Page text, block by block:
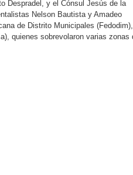
Despradel, y el Cónsul Jesús de la
Nelson Bautista y Amadeo
de Distrito Municipales (Fedodim),
quienes sobrevolaron varias zonas